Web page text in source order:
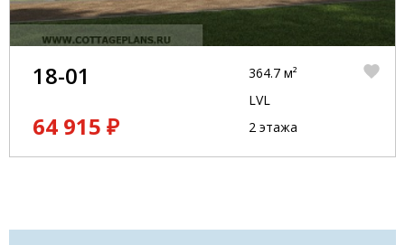
18-01
64 915 ₽
364.7 м²
LVL
2 этажа